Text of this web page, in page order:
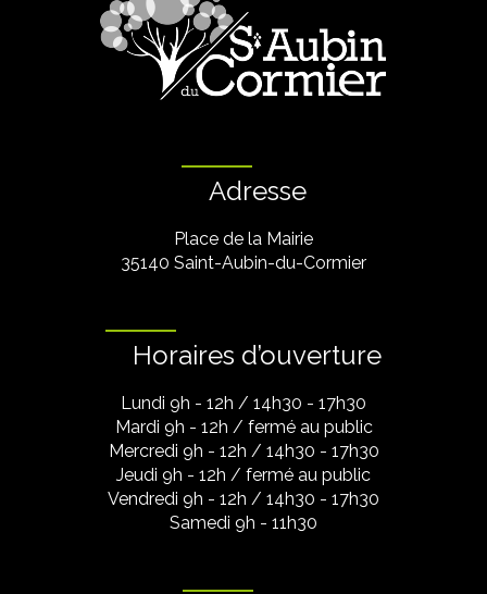
Adresse
Place de la Mairie
35140 Saint-Aubin-du-Cormier
Horaires d’ouverture
Lundi 9h - 12h / 14h30 - 17h30
Mardi 9h - 12h / fermé au public
Mercredi 9h - 12h / 14h30 - 17h30
Jeudi 9h - 12h / fermé au public
Vendredi 9h - 12h / 14h30 - 17h30
Samedi 9h - 11h30